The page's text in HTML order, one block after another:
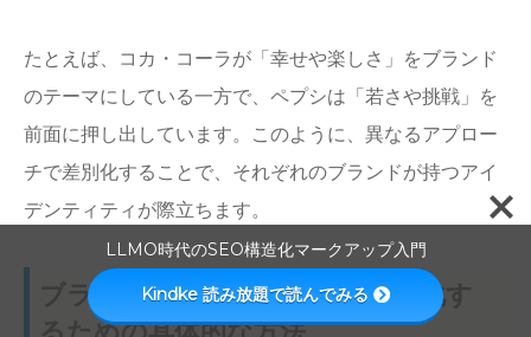
たとえば、コカ・コーラが「幸せや楽しさ」をブランド
のテーマにしている一方で、ペプシは「若さや挑戦」を
前面に押し出しています。このように、異なるアプロー
チで差別化することで、それぞれのブランドが持つアイ
デンティティが際立ちます。
ブランドアイデンティティを強化す
LLMO時代のSEO構造化マークアップ入門
Kindke 読み放題で読んでみる